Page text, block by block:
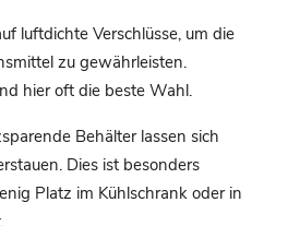
luftdichte Verschlüsse, um die
zu gewährleisten.
hier oft die beste Wahl.
Behälter lassen sich
Dies ist besonders
Platz im Kühlschrank oder in